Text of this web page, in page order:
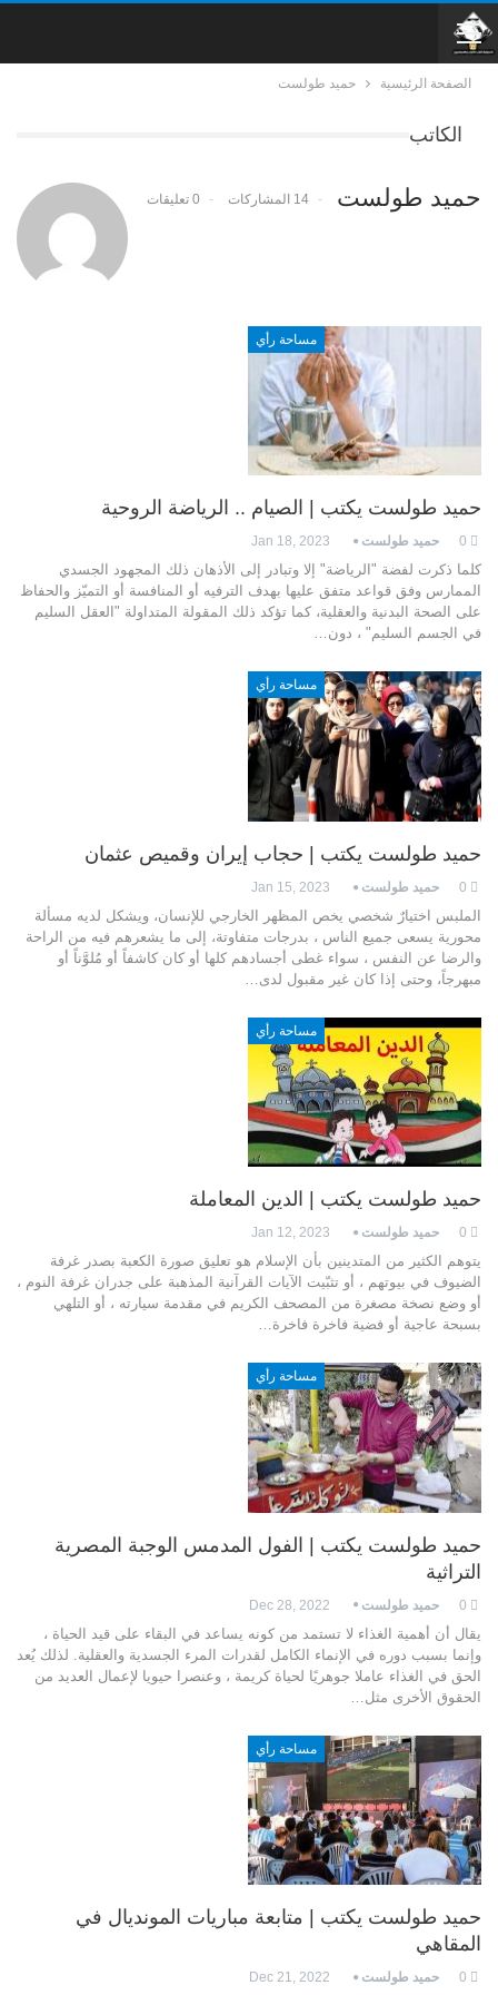
الصفحة الرئيسية حميد طولست
الكاتب
حميد طولست 14 المشاركات 0 تعليقات
مساحة رأي
حميد طولست يكتب | الصيام .. الرياضة الروحية
حميد طولست Jan 18, 2023
كلما ذكرت لفضة "الرياضة" إلا وتبادر إلى الأذهان ذلك المجهود الجسدي
الممارس وفق قواعد متفق عليها بهدف الترفيه أو المنافسة أو التميّز والحفاظ
على الصحة البدنية والعقلية، كما تؤكد ذلك المقولة المتداولة "العقل السليم
في الجسم السليم" ، دون…
مساحة رأي
حميد طولست يكتب | حجاب إيران وقميص عثمان
حميد طولست Jan 15, 2023
الملبس اختيارٌ شخصي يخص المظهر الخارجي للإنسان، ويشكل لديه مسألة
محورية يسعى جميع الناس ، بدرجات متفاوتة، إلى ما يشعرهم فيه من الراحة
والرضا عن النفس ، سواء غطى أجسادهم كلها أو كان كاشفاً أو مُلوَّناً أو
مبهرجاً، وحتى إذا كان غير مقبول لدى…
مساحة رأي
حميد طولست يكتب | الدين المعاملة
حميد طولست Jan 12, 2023
يتوهم الكثير من المتدينين بأن الإسلام هو تعليق صورة الكعبة بصدر غرفة
الضيوف في بيوتهم ، أو تثبّيت الآيات القرآنية المذهبة على جدران غرفة النوم ،
أو وضع نصخة مصغرة من المصحف الكريم في مقدمة سيارته ، أو التلهي
بسبحة عاجية أو فضية فاخرة فاخرة…
مساحة رأي
حميد طولست يكتب | الفول المدمس الوجبة المصرية
التراثية
حميد طولست Dec 28, 2022
يقال أن أهمية الغذاء لا تستمد من كونه يساعد في البقاء على قيد الحياة ،
وإنما بسبب دوره في الإنماء الكامل لقدرات المرء الجسدية والعقلية. لذلك يُعد
الحق في الغذاء عاملا جوهريًا لحياة كريمة ، وعنصرا حيويا لإعمال العديد من
الحقوق الأخرى مثل…
مساحة رأي
حميد طولست يكتب | متابعة مباريات المونديال في
المقاهي
حميد طولست Dec 21, 2022